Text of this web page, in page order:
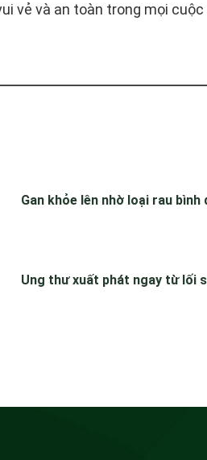
vẻ và an toàn trong mọi cuộc
Gan khỏe lên nhờ loại rau bình
Ung thư xuất phát ngay từ lối